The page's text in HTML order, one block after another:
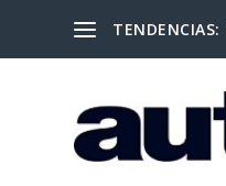
TENDENCIAS: